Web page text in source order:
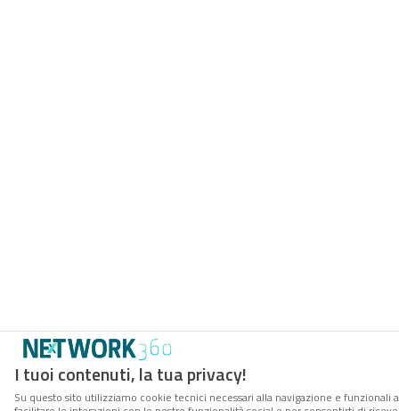
I tuoi contenuti, la tua privacy!
Su questo sito utilizziamo cookie tecnici necessari alla navigazione e